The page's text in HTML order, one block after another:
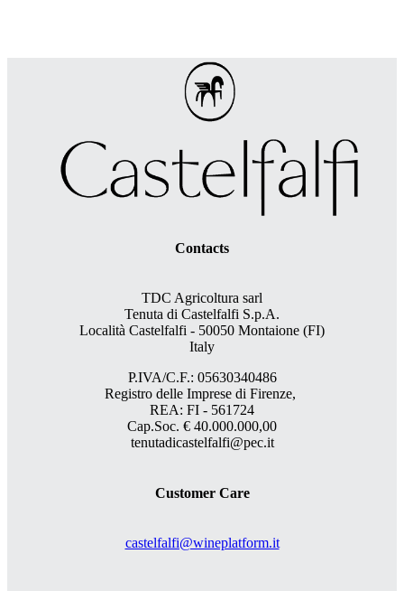
Contacts
TDC Agricoltura sarl
Tenuta di Castelfalfi S.p.A.
Località Castelfalfi - 50050 Montaione (FI)
Italy
P.IVA/C.F.: 05630340486
Registro delle Imprese di Firenze,
REA: FI - 561724
Cap.Soc. € 40.000.000,00
tenutadicastelfalfi@pec.it
Customer Care
castelfalfi@wineplatform.it